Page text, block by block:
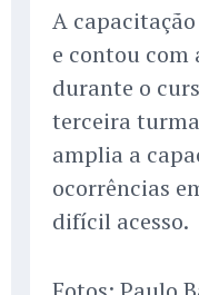
A
e contou com
durante o
terceira
amplia a
ocorrências
difícil acesso.